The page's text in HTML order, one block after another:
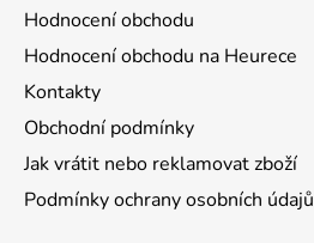
Hodnocení obchodu
Hodnocení obchodu na Heurece
Kontakty
Obchodní podmínky
Jak vrátit nebo reklamovat zboží
Podmínky ochrany osobních údajů